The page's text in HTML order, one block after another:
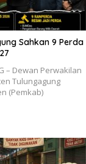
Sahkan 9 Perda
– Dewan Perwakilan
Tulungagung
(Pemkab)